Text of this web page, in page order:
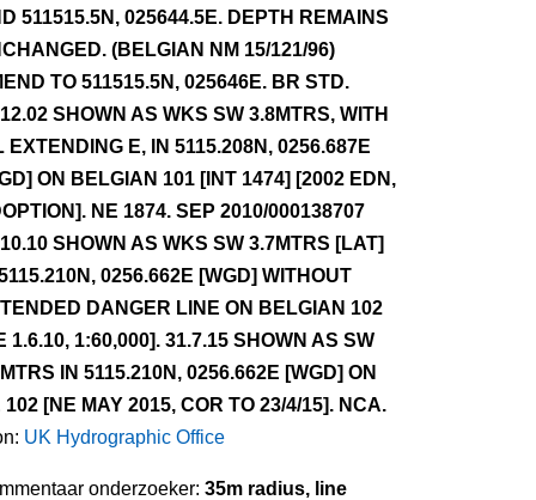
511515.5N, 025644.5E. DEPTH REMAINS
(BELGIAN NM 15/121/96)
TO 511515.5N, 025646E. BR STD.
SHOWN AS WKS SW 3.8MTRS, WITH
EXTENDING E, IN 5115.208N, 0256.687E
ON BELGIAN 101 [INT 1474] [2002 EDN,
NE 1874. SEP 2010/000138707
SHOWN AS WKS SW 3.7MTRS [LAT]
0256.662E [WGD] WITHOUT
DANGER LINE ON BELGIAN 102
1.6.10, 1:60,000]. 31.7.15 SHOWN AS SW
IN 5115.210N, 0256.662E [WGD] ON
102 [NE MAY 2015, COR TO 23/4/15]. NCA.
UK Hydrographic Office
onderzoeker: 35m radius, line